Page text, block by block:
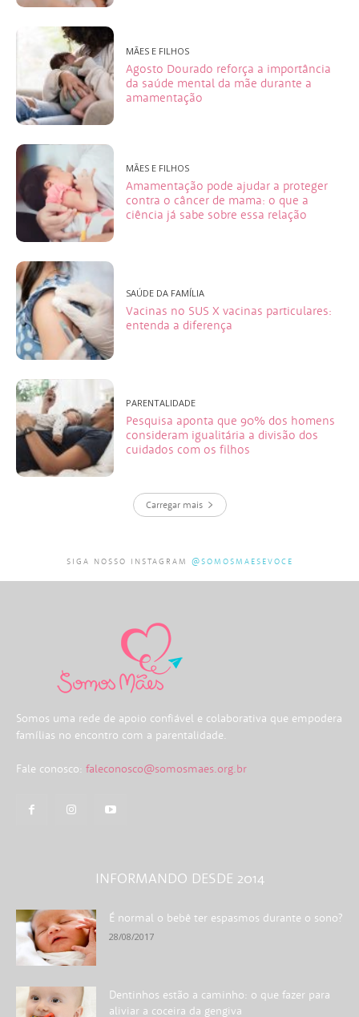
MÃES E FILHOS
Agosto Dourado reforça a importância
da saúde mental da mãe durante a
amamentação
MÃES E FILHOS
Amamentação pode ajudar a proteger
contra o câncer de mama: o que a
ciência já sabe sobre essa relação
SAÚDE DA FAMÍLIA
Vacinas no SUS X vacinas particulares:
entenda a diferença
PARENTALIDADE
Pesquisa aponta que 90% dos homens
consideram igualitária a divisão dos
cuidados com os filhos
Carregar mais
SIGA NOSSO INSTAGRAM @SOMOSMAESEVOCE
Somos uma rede de apoio confiável e colaborativa que empodera
famílias no encontro com a parentalidade.
Fale conosco: faleconosco@somosmaes.org.br
INFORMANDO DESDE 2014
É normal o bebê ter espasmos durante o sono?
28/08/2017
Dentinhos estão a caminho: o que fazer para
aliviar a coceira da gengiva